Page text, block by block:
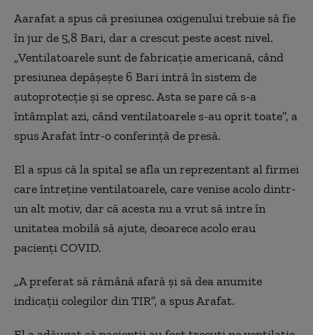
Aarafat a spus că presiunea oxigenului trebuie să fie
în jur de 5,8 Bari, dar a crescut peste acest nivel.
„Ventilatoarele sunt de fabricație americană, când
presiunea depășește 6 Bari intră în sistem de
autoprotecție și se opresc. Asta se pare că s-a
întâmplat azi, când ventilatoarele s-au oprit toate”, a
spus Arafat într-o conferință de presă.
El a spus că la spital se afla un reprezentant al firmei
care întreține ventilatoarele, care venise acolo dintr-
un alt motiv, dar că acesta nu a vrut să intre în
unitatea mobilă să ajute, deoarece acolo erau
pacienți COVID.
„A preferat să rămână afară și să dea anumite
indicații colegilor din TIR”, a spus Arafat.